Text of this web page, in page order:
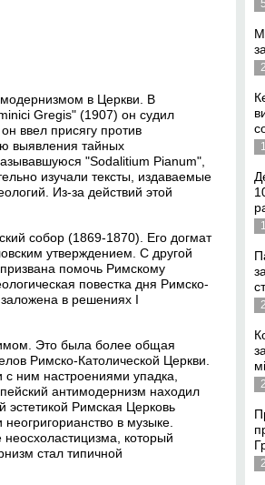
в Церкви. В
Gregis" (1907) он судил
ввел присягу против
выявления тайных
"Sodalitium Pianum",
изучали тексты, издаваемые
Из-за действий этой
собор (1869-1870). Его догмат
утверждением. С другой
помочь Римскому
повестка дня Римско-
в решениях I
Это была более общая
Римско-Католической Церкви.
ним настроениями упадка,
антимодернизм находил
эстетикой Римская Церковь
в музыке.
который
стал типичной